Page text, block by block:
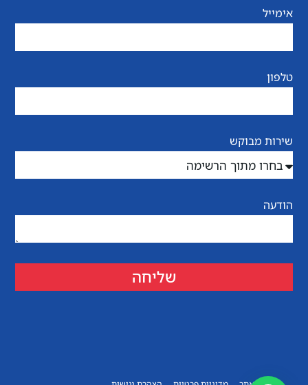
אימייל
טלפון
שירות מבוקש
הודעה
שליחה